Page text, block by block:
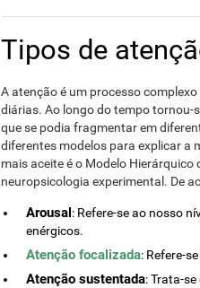
Tipos de
A atenção é um processo
diárias. Ao longo do tempo tornou-
que se podia fragmentar em
diferentes modelos para explicar a
mais aceite é o Modelo
neuropsicologia experimental. De
Arousal: Refere-se ao nosso
enérgicos.
Atenção focalizada: Refere-
Atenção sustentada: Trata-